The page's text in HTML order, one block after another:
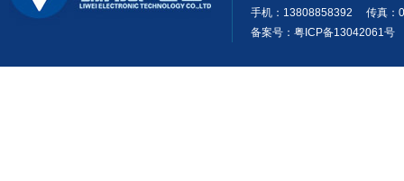
手机：13808858392 传真：
备案号：粤ICP备13042061号